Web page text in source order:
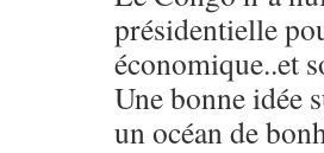
présidentielle
économique..et
Une bonne idée
un océan de